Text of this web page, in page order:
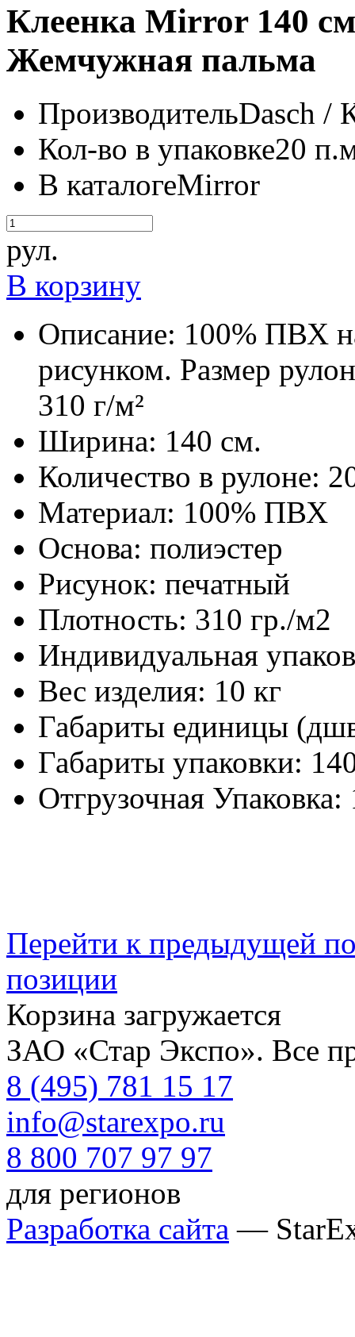
Клеенка Mirror 140
Жемчужная пальма
ПроизводительDasch /
Кол-во в упаковке20
В каталогеMirror
рул.
В корзину
Описание: 100% ПВХ
рисунком. Размер
310 г/м²
Ширина: 140 см.
Количество в рулоне:
Материал: 100% ПВХ
Основа: полиэстер
Рисунок: печатный
Плотность: 310 гр./м2
Индивидуальная
Вес изделия: 10 кг
Габариты единицы
Габариты упаковки:
Отгрузочная Упаковка:
Перейти к предыдущей
позиции
Корзина загружается
ЗАО «Стар Экспо». Все
8 (495) 781 15 17
info@starexpo.ru
8 800 707 97 97
для регионов
Разработка сайта —